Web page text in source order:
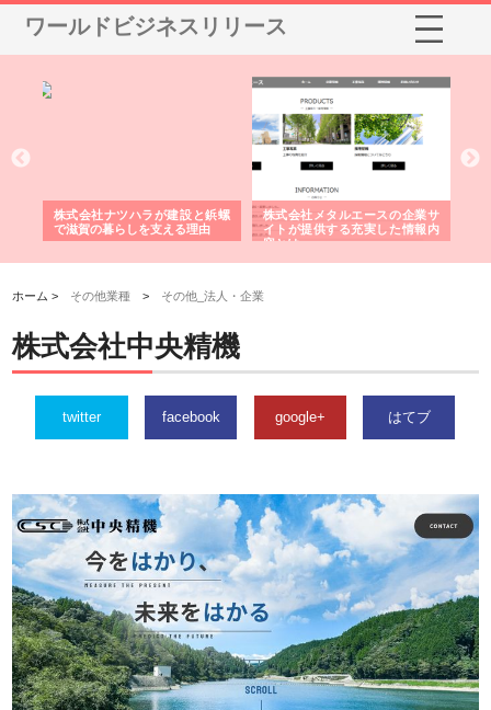
ワールドビジネスリリース
株式会社ナツハラが建設と鋲螺
で滋賀の暮らしを支える理由
株式会社メタルエースの企業サ
イトが提供する充実した情報内
容とは
ホーム > その他業種 > その他_法人・企業
株式会社中央精機
twitter facebook google+ はてブ